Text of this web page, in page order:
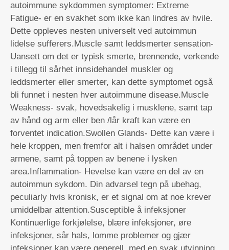
autoimmune sykdommen symptomer: Extreme
Fatigue- er en svakhet som ikke kan lindres av hvile.
Dette oppleves nesten universelt ved autoimmun
lidelse sufferers.Muscle samt leddsmerter sensation-
Uansett om det er typisk smerte, brennende, verkende
i tillegg til sårhet innsidehandel muskler og
leddsmerter eller smerter, kan dette symptomet også
bli funnet i nesten hver autoimmune disease.Muscle
Weakness- svak, hovedsakelig i musklene, samt tap
av hånd og arm eller ben /lår kraft kan være en
forventet indication.Swollen Glands- Dette kan være i
hele kroppen, men fremfor alt i halsen området under
armene, samt på toppen av benene i lysken
area.Inflammation- Hevelse kan være en del av en
autoimmun sykdom. Din advarsel tegn på ubehag,
peculiarly hvis kronisk, er et signal om at noe krever
umiddelbar attention.Susceptible å infeksjoner
Kontinuerlige forkjølelse, blære infeksjoner, øre
infeksjoner, sår hals, lomme problemer og gjær